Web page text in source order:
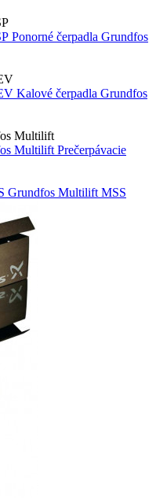
Ponorné čerpadla Grundfos
Kalové čerpadla Grundfos
Prečerpávacie
Grundfos Multilift MSS